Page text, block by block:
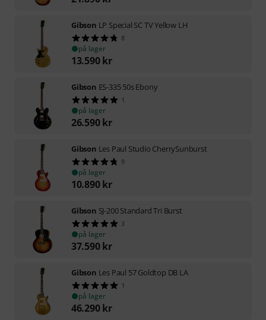
Gibson LP Special SC TV Yellow LH
8
på lager
13.590 kr
Gibson ES-335 50s Ebony
1
på lager
26.590 kr
Gibson Les Paul Studio CherrySunburst
9
på lager
10.890 kr
Gibson SJ-200 Standard Tri Burst
3
på lager
37.590 kr
Gibson Les Paul 57 Goldtop DB LA
1
på lager
46.290 kr